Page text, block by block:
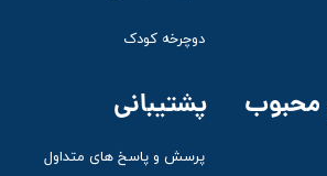
دوچرخه کودک
محبوب پشتیبانی
پرسش و پاسخ های متداول